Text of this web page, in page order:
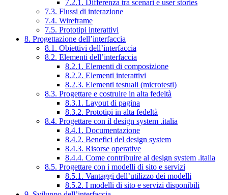
7.2.1. Differenza tra scenari e user stories
7.3. Flussi di interazione
7.4. Wireframe
7.5. Prototipi interattivi
8. Progettazione dell’interfaccia
8.1. Obiettivi dell’interfaccia
8.2. Elementi dell’interfaccia
8.2.1. Elementi di composizione
8.2.2. Elementi interattivi
8.2.3. Elementi testuali (microtesti)
8.3. Progettare e costruire in alta fedeltà
8.3.1. Layout di pagina
8.3.2. Prototipi in alta fedeltà
8.4. Progettare con il design system .italia
8.4.1. Documentazione
8.4.2. Benefici del design system
8.4.3. Risorse operative
8.4.4. Come contribuire al design system .italia
8.5. Progettare con i modelli di sito e servizi
8.5.1. Vantaggi dell’utilizzo dei modelli
8.5.2. I modelli di sito e servizi disponibili